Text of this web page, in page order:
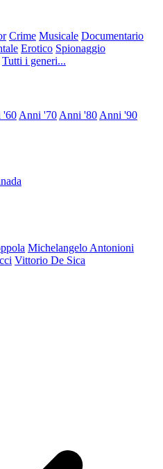
Crime Musicale Documentario
Erotico Spionaggio
Tutti i generi...
'60 Anni '70 Anni '80 Anni '90
Michelangelo Antonioni
Vittorio De Sica